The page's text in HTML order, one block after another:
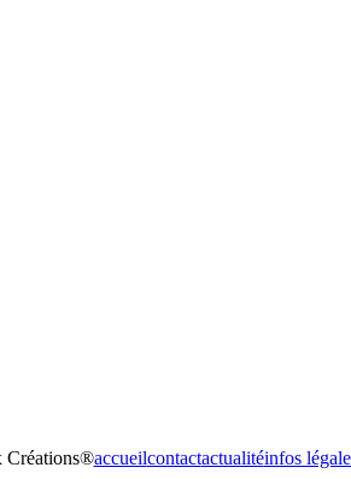
Créations®accueilcontactactualitéinfos